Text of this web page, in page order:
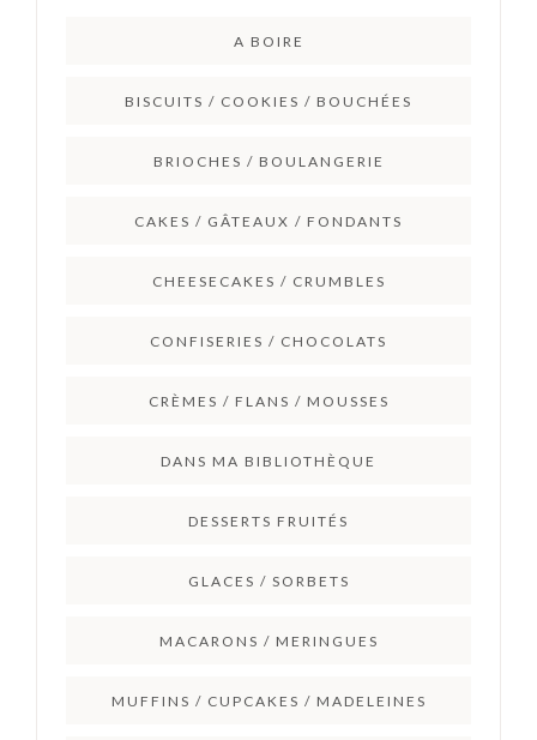
A BOIRE
BISCUITS / COOKIES / BOUCHÉES
BRIOCHES / BOULANGERIE
CAKES / GÂTEAUX / FONDANTS
CHEESECAKES / CRUMBLES
CONFISERIES / CHOCOLATS
CRÈMES / FLANS / MOUSSES
DANS MA BIBLIOTHÈQUE
DESSERTS FRUITÉS
GLACES / SORBETS
MACARONS / MERINGUES
MUFFINS / CUPCAKES / MADELEINES